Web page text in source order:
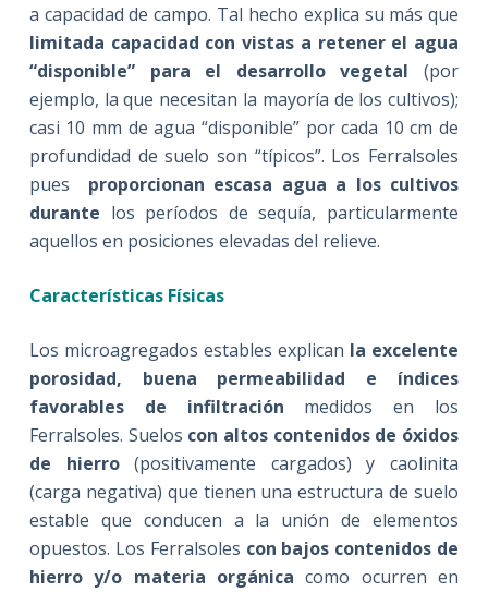
a capacidad de campo. Tal hecho explica su más que
limitada capacidad con vistas a retener el agua
“disponible” para el desarrollo vegetal(por
ejemplo, la que necesitan la mayoría de los cultivos);
casi 10 mm de agua “disponible” por cada 10 cm de
profundidad de suelo son “típicos”. Los Ferralsoles
pues proporcionan escasa agua a los cultivos
durante los períodos de sequía, particularmente
aquellos en posiciones elevadas del relieve.
Características Físicas
Los microagregados estables explican la excelente
porosidad, buena permeabilidad e índices
favorables de infiltración medidos en los
Ferralsoles. Suelos con altos contenidos de óxidos
de hierro(positivamente cargados) y caolinita
(carga negativa) que tienen una estructura de suelo
estable que conducen a la unión de elementos
opuestos. Los Ferralsoles con bajos contenidos de
hierro y/o materia orgánica como ocurren en